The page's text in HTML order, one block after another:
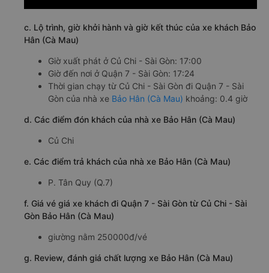
c. Lộ trình, giờ khởi hành và giờ kết thúc của xe khách Bảo
Hân (Cà Mau)
Giờ xuất phát ở Củ Chi - Sài Gòn: 17:00
Giờ đến nơi ở Quận 7 - Sài Gòn: 17:24
Thời gian chạy từ Củ Chi - Sài Gòn đi Quận 7 - Sài
Gòn của nhà xe Bảo Hân (Cà Mau) khoảng: 0.4 giờ
d. Các điểm đón khách của nhà xe Bảo Hân (Cà Mau)
Củ Chi
e. Các điểm trả khách của nhà xe Bảo Hân (Cà Mau)
P. Tân Quy (Q.7)
f. Giá vé giá xe khách đi Quận 7 - Sài Gòn từ Củ Chi - Sài
Gòn Bảo Hân (Cà Mau)
giường nằm 250000đ/vé
g. Review, đánh giá chất lượng xe Bảo Hân (Cà Mau)